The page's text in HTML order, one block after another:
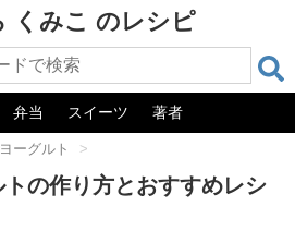
くみこ のレシピ
弁当 スイーツ 著者
ヨーグルト >
の作り方とおすすめレシ